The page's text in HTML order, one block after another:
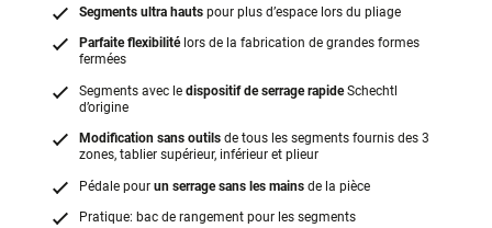
Segments ultra hauts pour plus d’espace lors du pliage
Parfaite flexibilitélors de la fabrication de grandes formes
fermées
Segments avec le dispositif de serrage rapideSchechtl
d’origine
Modification sans outils de tous les segments fournis des 3
zones, tablier supérieur, inférieur et plieur
Pédale pour un serrage sans les mains de la pièce
Pratique: bac de rangement pour les segments